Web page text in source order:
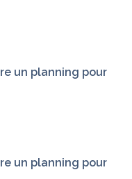
un planning pour
un planning pour